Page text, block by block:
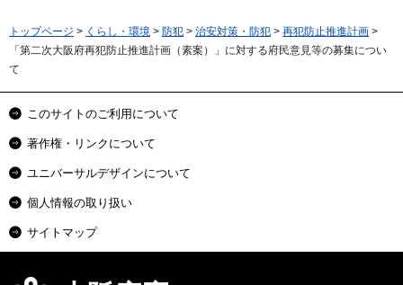
トップページ > くらし・環境 > 防犯 > 治安対策・防犯 > 再犯防止推進計画 >
「第二次大阪府再犯防止推進計画（素案）」に対する府民意見等の募集につい
て
このサイトのご利用について
著作権・リンクについて
ユニバーサルデザインについて
個人情報の取り扱い
サイトマップ